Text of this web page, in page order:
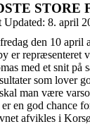
STORE
Updated: 8. april
den 10 april
er repræsenteret
med et snit på
som lover
man være
en god chance
afvikles i